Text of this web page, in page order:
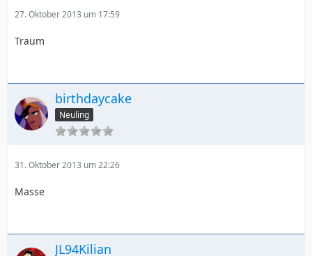
27. Oktober 2013 um 17:59
Traum
birthdaycake
Neuling
31. Oktober 2013 um 22:26
Masse
JL94Kilian